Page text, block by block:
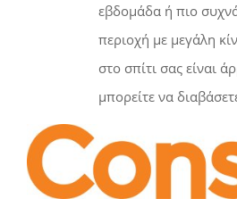
εβδομάδα ή πιο
περιοχή με μεγάλη
στο σπίτι σας είναι
μπορείτε να